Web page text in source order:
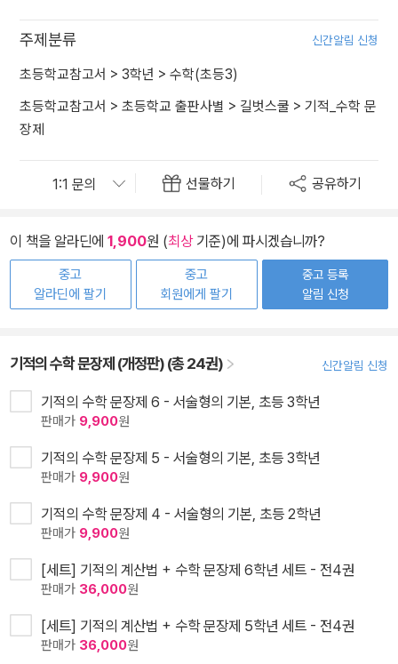
주제분류 신간알림 신청
초등학교참고서 > 3학년 > 수학(초등3)
초등학교참고서 > 초등학교 출판사별 > 길벗스쿨 > 기적_수학 문
장제
선물하기 공유하기
이 책을 알라딘에 1,900원 (최상기준)에 파시겠습니까?
중고
알라딘에 팔기
중고
회원에게 팔기
중고 등록
알림 신청
기적의 수학 문장제 (개정판) (총 24권) 신간알림 신청
기적의 수학 문장제 6 - 서술형의 기본, 초등 3학년
판매가 9,900원
기적의 수학 문장제 5 - 서술형의 기본, 초등 3학년
판매가 9,900원
기적의 수학 문장제 4 - 서술형의 기본, 초등 2학년
판매가 9,900원
[세트] 기적의 계산법 + 수학 문장제 6학년 세트 - 전4권
판매가 36,000원
[세트] 기적의 계산법 + 수학 문장제 5학년 세트 - 전4권
판매가 36,000원